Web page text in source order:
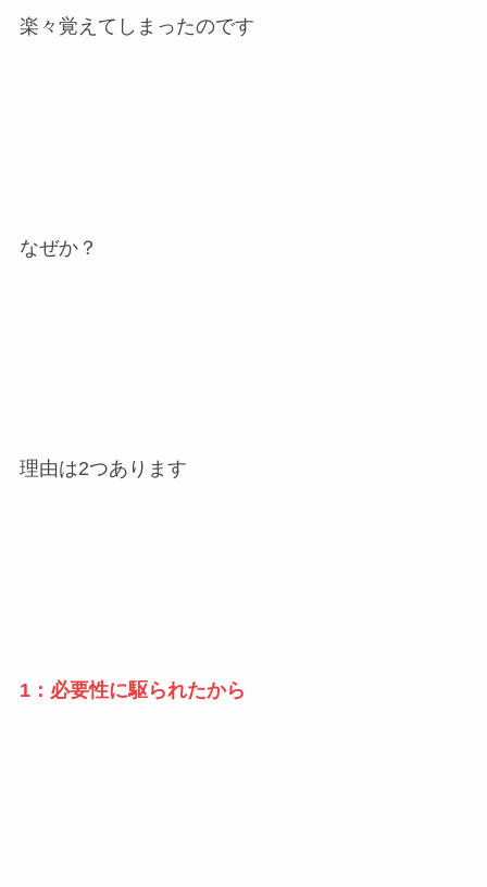
楽々覚えてしまったのです
なぜか？
理由は2つあります
1：必要性に駆られたから